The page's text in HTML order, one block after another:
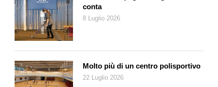
conta
8 Luglio 2026
Molto più di un centro polisportivo
22 Luglio 2026